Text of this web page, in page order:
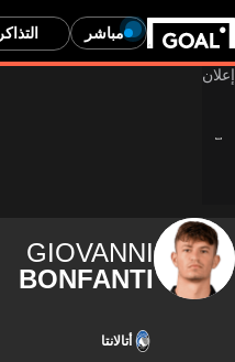
مباشر التذاكر
GIOVANNI
BONFANTI
أتالانتا